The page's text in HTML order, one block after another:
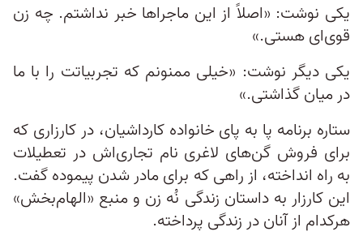
یکی نوشت: «اصلاً از این‌ ماجراها خبر نداشتم. چه زن
قوی‌ای هستی.»
یکی دیگر نوشت: «خیلی ممنونم که تجربیاتت را با ما
در میان گذاشتی.»
ستاره برنامه پا به پای خانواده کارداشیان، در کارزاری که
برای فروش گن‌های لاغری نام تجاری‌اش در تعطیلات
به راه انداخته، از راهی که برای مادر شدن پیموده گفت.
این کارزار به داستان زندگی نُه زن و منبع «الهام‌بخش»
هرکدام از آنان در زندگی پرداخته.